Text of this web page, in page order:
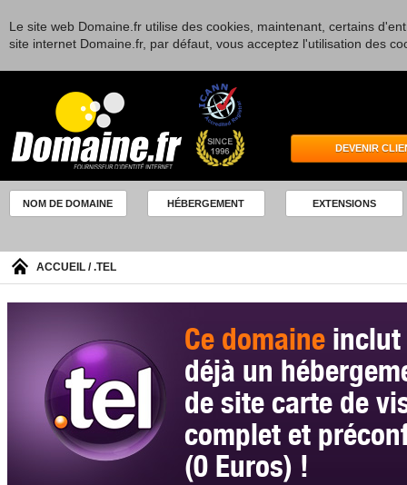
Le site web Domaine.fr utilise des cookies, maintenant, certains
site internet Domaine.fr, par défaut, vous acceptez l'utilisation des
DEVENIR
NOM DE DOMAINE HÉBERGEMENT EXTENSIONS
ACCUEIL / .TEL
Ce domaine inclut
déjà un
de site carte de
complet et
(0 Euros) !